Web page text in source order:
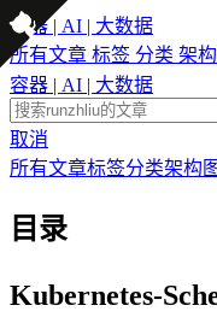
容器 | AI | 大数据
所有文章 标签 分类 架
容器 | AI | 大数据
取消
所有文章标签分类架构图
目录
Kubernetes-